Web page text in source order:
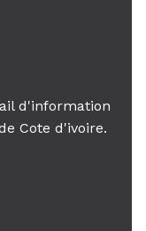
d'information
Cote d'ivoire.